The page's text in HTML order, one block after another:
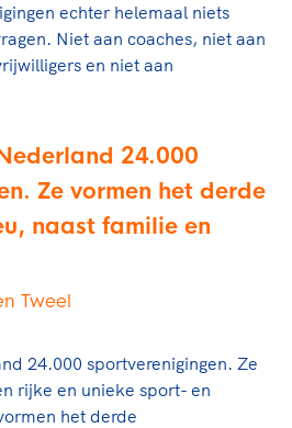
echter helemaal niets
Niet aan coaches, niet aan
en niet aan
24.000
Ze vormen het derde
naast familie en
Tweel
24.000 sportverenigingen. Ze
rijke en unieke sport- en
het derde